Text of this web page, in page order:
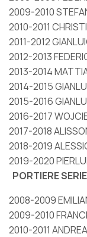
2009-2010
2010-2011
2011-2012
2012-2013
2013-2014
2014-2015
2015-2016
2016-2017
2017-2018
2018-2019
2019-2020
PORTIERE
2008-2009
2009-2010
2010-2011